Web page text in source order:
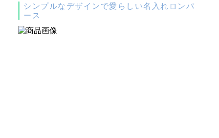
シンプルなデザインで愛らしい名入れロンパ
ース